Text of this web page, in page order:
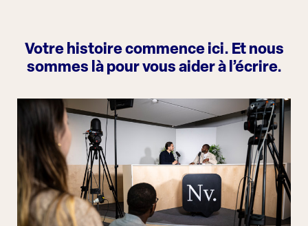
Votre histoire commence ici. Et nous
sommes là pour vous aider à l’écrire.